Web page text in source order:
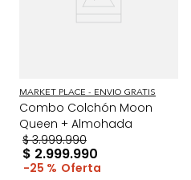
MARKET PLACE - ENVIO GRATIS
Combo Colchón Moon
Queen + Almohada
$ 3.999.990
$ 2.999.990
25 %